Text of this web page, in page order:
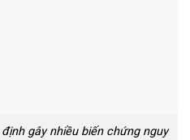
gây nhiều biến chứng nguy